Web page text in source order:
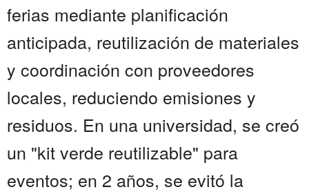
ferias mediante planificación
anticipada, reutilización de materiales
y coordinación con proveedores
locales, reduciendo emisiones y
residuos. En una universidad, se creó
un "kit verde reutilizable" para
eventos; en 2 años, se evitó la